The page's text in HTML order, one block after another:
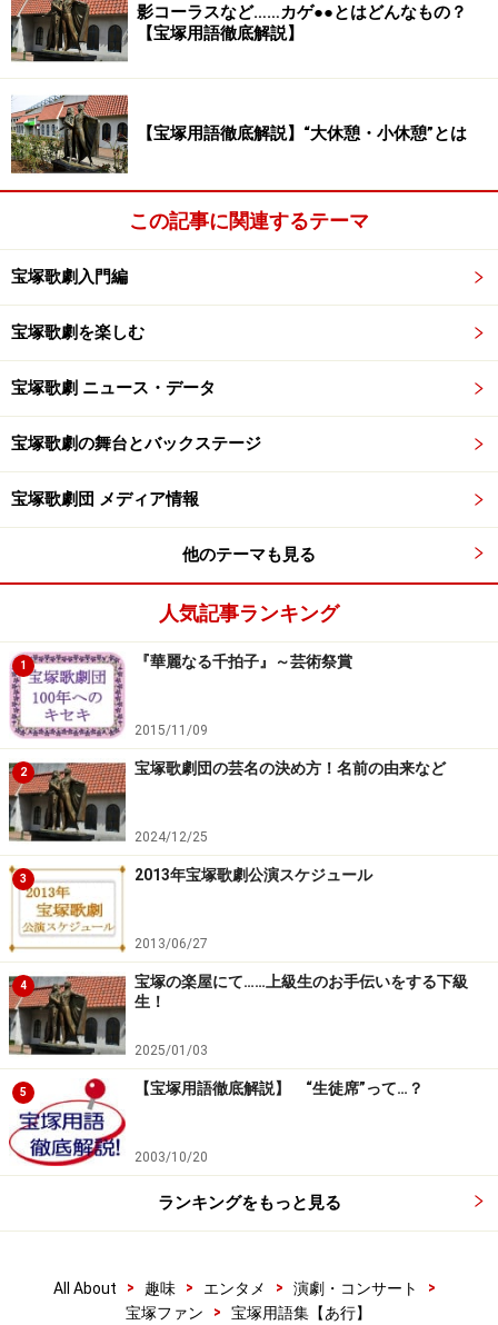
影コーラスなど……カゲ●●とはどんなもの？
【宝塚用語徹底解説】
【宝塚用語徹底解説】“大休憩・小休憩”とは
この記事に関連するテーマ
宝塚歌劇入門編
宝塚歌劇を楽しむ
宝塚歌劇 ニュース・データ
宝塚歌劇の舞台とバックステージ
宝塚歌劇団 メディア情報
他のテーマも見る
人気記事ランキング
1 『華麗なる千拍子』～芸術祭賞
2015/11/09
2 宝塚歌劇団の芸名の決め方！名前の由来など
2024/12/25
3 2013年宝塚歌劇公演スケジュール
2013/06/27
4
宝塚の楽屋にて……上級生のお手伝いをする下級
生！
2025/01/03
5 【宝塚用語徹底解説】 “生徒席”って…？
2003/10/20
ランキングをもっと見る
All About > 趣味 > エンタメ > 演劇・コンサート
>
宝塚ファン
> 宝塚用語集【あ行】